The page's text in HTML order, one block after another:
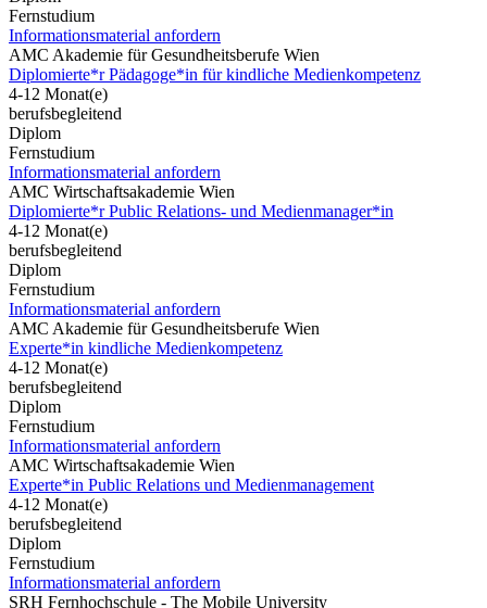
Fernstudium
Informationsmaterial anfordern
AMC Akademie für Gesundheitsberufe Wien
Diplomierte*r Pädagoge*in für kindliche Medienkompetenz
4-12 Monat(e)
berufsbegleitend
Diplom
Fernstudium
Informationsmaterial anfordern
AMC Wirtschaftsakademie Wien
Diplomierte*r Public Relations- und Medienmanager*in
4-12 Monat(e)
berufsbegleitend
Diplom
Fernstudium
Informationsmaterial anfordern
AMC Akademie für Gesundheitsberufe Wien
Experte*in kindliche Medienkompetenz
4-12 Monat(e)
berufsbegleitend
Diplom
Fernstudium
Informationsmaterial anfordern
AMC Wirtschaftsakademie Wien
Experte*in Public Relations und Medienmanagement
4-12 Monat(e)
berufsbegleitend
Diplom
Fernstudium
Informationsmaterial anfordern
SRH Fernhochschule - The Mobile University